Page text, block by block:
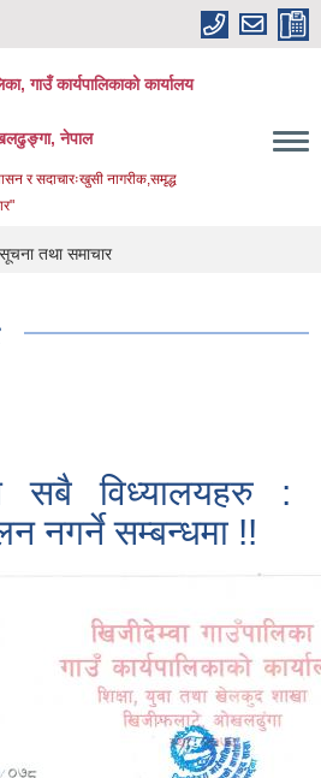
गाउँ कार्यपालिकाको कार्यालय
नेपाल
र सदाचारःखुसी नागरीक,समृद्ध
तथा समाचार
सबै विध्यालयहरु :
नगर्ने सम्बन्धमा !!